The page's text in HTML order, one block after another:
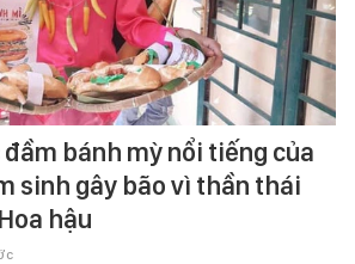
bánh mỳ nổi tiếng của
sinh gây bão vì thần thái
hậu